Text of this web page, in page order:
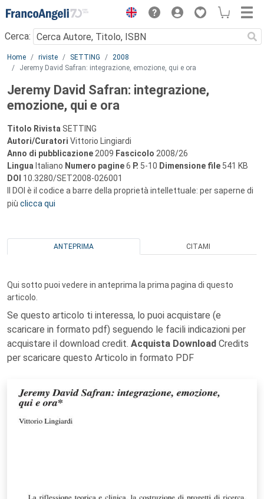
Menu
Cerca:
Main content
Home riviste SETTING
2008
Jeremy David Safran: integrazione, emozione, qui e ora
Jeremy David Safran: integrazione,
emozione, qui e ora
Titolo Rivista SETTING
Autori/Curatori Vittorio Lingiardi
Anno di pubblicazione 2009 Fascicolo 2008/26
Lingua Italiano Numero pagine6 P. 5-10 Dimensione file 541 KB
DOI 10.3280/SET2008-026001
Il DOI è il codice a barre della proprietà intellettuale: per saperne di
più clicca qui
ANTEPRIMA CITAMI
Qui sotto puoi vedere in anteprima la prima pagina di questo
articolo.
Se questo articolo ti interessa, lo puoi acquistare (e
scaricare in formato pdf) seguendo le facili indicazioni per
acquistare il download credit. Acquista Download Credits
per scaricare questo Articolo in formato PDF